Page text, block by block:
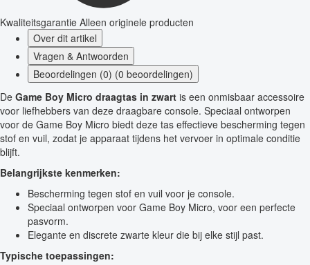
Kwaliteitsgarantie Alleen originele producten
Over dit artikel
Vragen & Antwoorden
Beoordelingen (0) (0 beoordelingen)
De Game Boy Micro draagtas in zwart is een onmisbaar accessoire
voor liefhebbers van deze draagbare console. Speciaal ontworpen
voor de Game Boy Micro biedt deze tas effectieve bescherming tegen
stof en vuil, zodat je apparaat tijdens het vervoer in optimale conditie
blijft.
Belangrijkste kenmerken:
Bescherming tegen stof en vuil voor je console.
Speciaal ontworpen voor Game Boy Micro, voor een perfecte
pasvorm.
Elegante en discrete zwarte kleur die bij elke stijl past.
Typische toepassingen: